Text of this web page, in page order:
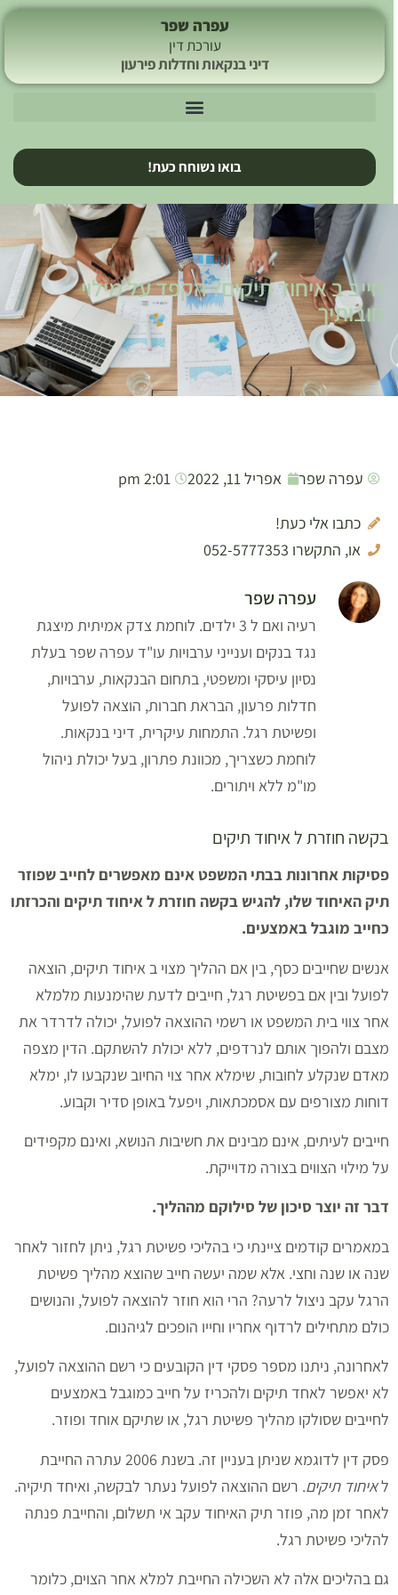
עפרה שפר
עורכת דין
דיני בנקאות וחדלות פירעון
בואו נשוחח כעת!
חייב ב איחוד תיקים? הקפד על מילוי
חובותיך
עפרה שפר אפריל 11, 2022 2:01 pm
כתבו אלי כעת!
או, התקשרו 052-5777353
עפרה שפר
רעיה ואם ל 3 ילדים. לוחמת צדק אמיתית מיצגת
נגד בנקים וענייני ערבויות עו"ד עפרה שפר בעלת
נסיון עיסקי ומשפטי, בתחום הבנקאות, ערבויות,
חדלות פרעון, הבראת חברות, הוצאה לפועל
ופשיטת רגל. התמחות עיקרית, דיני בנקאות.
לוחמת כשצריך, מכוונת פתרון, בעל יכולת ניהול
מו"מ ללא ויתורים.
בקשה חוזרת ל איחוד תיקים
פסיקות אחרונות בבתי המשפט אינם מאפשרים לחייב שפוזר
תיק האיחוד שלו, להגיש בקשה חוזרת ל איחוד תיקים והכרזתו
כחייב מוגבל באמצעים.
אנשים שחייבים כסף, בין אם ההליך מצוי ב איחוד תיקים, הוצאה
לפועל ובין אם בפשיטת רגל, חייבים לדעת שהימנעות מלמלא
אחר צווי בית המשפט או רשמי ההוצאה לפועל, יכולה לדרדר את
מצבם ולהפוך אותם לנרדפים, ללא יכולת להשתקם. הדין מצפה
מאדם שנקלע לחובות, שימלא אחר צוי החיוב שנקבעו לו, ימלא
דוחות מצורפים עם אסמכתאות, ויפעל באופן סדיר וקבוע.
חייבים לעיתים, אינם מבינים את חשיבות הנושא, ואינם מקפידים
על מילוי הצווים בצורה מדוייקת.
דבר זה יוצר סיכון של סילוקם מההליך.
במאמרים קודמים ציינתי כי בהליכי פשיטת רגל, ניתן לחזור לאחר
שנה או שנה וחצי. אלא שמה יעשה חייב שהוצא מהליך פשיטת
הרגל עקב ניצול לרעה? הרי הוא חוזר להוצאה לפועל, והנושים
כולם מתחילים לרדוף אחריו וחייו הופכים לגיהנום.
לאחרונה, ניתנו מספר פסקי דין הקובעים כי רשם ההוצאה לפועל,
לא יאפשר לאחד תיקים ולהכריז על חייב כמוגבל באמצעים
לחייבים שסולקו מהליך פשיטת רגל, או שתיקם אוחד ופוזר.
פסק דין לדוגמא שניתן בעניין זה. בשנת 2006 עתרה החייבת
לאיחוד תיקים. רשם ההוצאה לפועל נעתר לבקשה, ואיחד תיקיה.
לאחר זמן מה, פוזר תיק האיחוד עקב אי תשלום, והחייבת פנתה
להליכי פשיטת רגל.
גם בהליכים אלה לא השכילה החייבת למלא אחר הצוים, כלומר